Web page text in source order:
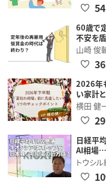
54
60歳で
不安を
山崎 俊
36
2026年
い家計
横田 健
29
日経平
AI相場…
トウシ